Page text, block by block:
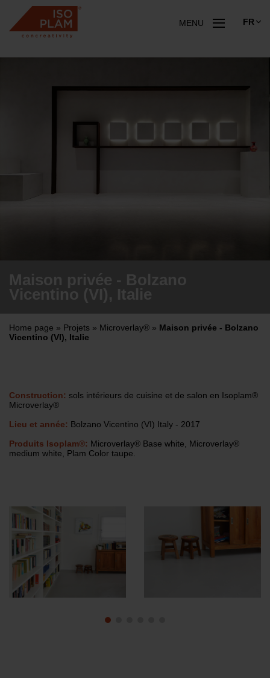
MENU FR
Maison privée - Bolzano
Vicentino (VI), Italie
Home page » Projets » Microverlay® » Maison privée - Bolzano
Vicentino (VI), Italie
Construction: sols intérieurs de cuisine et de salon en Isoplam®
Microverlay®
Lieu et année: Bolzano Vicentino (VI) Italy - 2017
Produits Isoplam®: Microverlay® Base white, Microverlay®
medium white, Plam Color taupe.